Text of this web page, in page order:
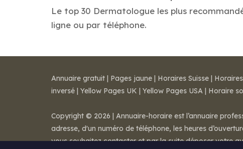
Le top 30 Dermatologue les plus
ligne ou par téléphone.
Annuaire gratuit | Pages jaune | Horaires Suisse |
inversé | Yellow Pages UK | Yellow Pages USA | Horaire
Copyright © 2026 | Annuaire-horaire est l’annuaire
adresse, d'un numéro de téléphone, les heures
vous souhaitez contacter et par la suite déposer votre